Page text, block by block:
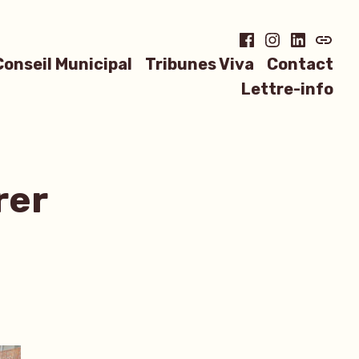
Municipal Tribunes Viva
Contact
Lettre-info
Facebook
Instagram
LinkedIn